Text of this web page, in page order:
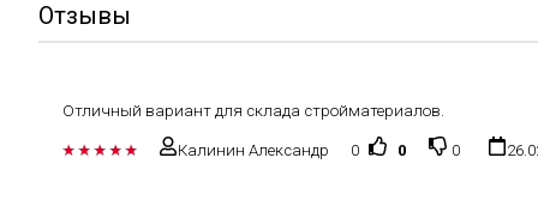
Отзывы
Отличный вариант для склада стройматериалов.
Калинин Александр 0 0 0